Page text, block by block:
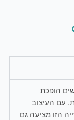
הופכת
עם העיצוב
הזו מציעה גם